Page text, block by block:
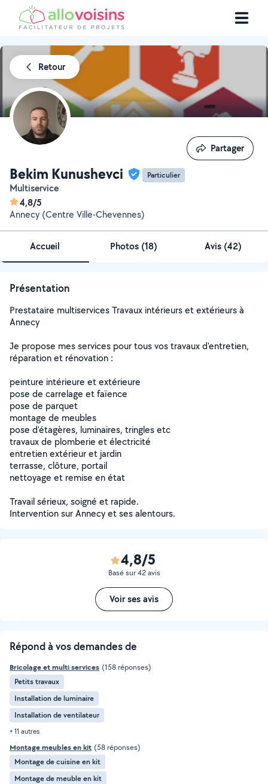
Retour
Bekim Kunushevci Particulier
Multiservice
4,8/5
Annecy (Centre Ville-Chevennes)
Partager
Partager
Accueil Photos (18) Avis (42)
Présentation
Prestataire multiservices Travaux intérieurs et extérieurs à
Annecy
Je propose mes services pour tous vos travaux d'entretien,
réparation et rénovation :
peinture intérieure et extérieure
pose de carrelage et faïence
pose de parquet
montage de meubles
pose d'étagères, luminaires, tringles etc
travaux de plomberie et électricité
entretien extérieur et jardin
terrasse, clôture, portail
nettoyage et remise en état
Travail sérieux, soigné et rapide.
Intervention sur Annecy et ses alentours.
4,8/5
Basé sur 42 avis
Voir ses avis
Répond à vos demandes de
Bricolage et multi services (158 réponses)
Petits travaux
Installation de luminaire
Installation de ventilateur
+ 11 autres
Montage meubles en kit (58 réponses)
Montage de cuisine en kit
Montage de meuble en kit